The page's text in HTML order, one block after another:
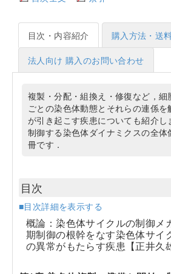
目次・内容紹介 購入方法・送
法人向け 購入のお問い合わせ
複製・分配・組換え・修復など，細
ごとの染色体動態とそれらの連係を
が引き起こす疾患についても紹介し
制御する染色体ダイナミクスの全体
冊です．
目次
■目次詳細を表示する
概論：染色体サイクルの制御メ
期制御の根幹をなす染色体サイ
の異常がもたらす疾患【正井久